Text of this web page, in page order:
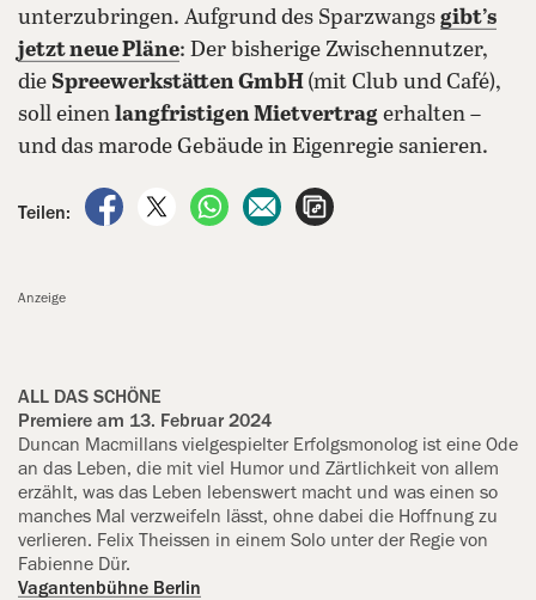
unterzubringen. Aufgrund des Sparzwangs gibt’s
jetzt neue Pläne: Der bisherige Zwischennutzer,
die Spreewerkstätten GmbH (mit Club und Café),
soll einen langfristigen Mietvertrag erhalten –
und das marode Gebäude in Eigenregie sanieren.
Teilen:
auf Facebook teilen
auf X teilenper WhatsApp teilen
per E-Mail teilen
Anzeige
ALL DAS SCHÖNE
Premiere am 13. Februar 2024
Duncan Macmillans viel­gespielter Er‍folgs­monolog ist eine Ode
an das Le‍ben, die mit viel Humor und Zärt­lich­keit von allem
erzählt, was das Leben le‍bens­wert macht und was einen so
manches Mal verzweifeln lässt, ohne dabei die Hoffnung zu
verlieren. Felix Theissen in einem Solo unter der Re‍gie von
Fabienne Dür.
Vagantenbühne Berlin